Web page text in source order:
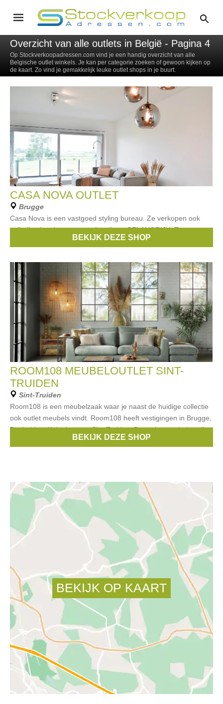
Overzicht van alle outlets in België - Pagina 4
Op Stockverkoopadressen.com vind je een handig overzicht van alle
Belgische outlet winkels. Je kan per categorie zoeken of gewoon kijken op
de kaart. Zo vind je gemakkelijk leuke outlet shops in je buurt.
CASA NOVA OUTLET
Brugge
Casa Nova is een vastgoed styling bureau. Ze verkopen ook
volledige interieurs aan outletprijzen. BELANGRIJK: Toegang
BEKIJK DEZE SHOP
ROOM108 MEUBELOUTLET SINT-
TRUIDEN
Sint-Truiden
Room108 is een meubelzaak waar je naast de huidige collectie
ook outlet meubels vindt. Room108 heeft vestigingen in Brugge,
Bonheiden, Kalmthout en Sint-Truiden. De outlet meubelen zijn
BEKIJK DEZE SHOP